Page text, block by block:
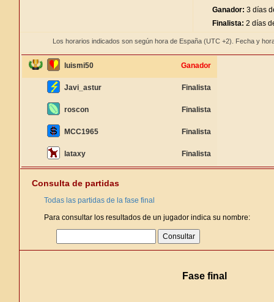
Ganador: 3 días
Finalista: 2 días
Los horarios indicados son según hora de España (UTC +2). Fecha y
luismi50 Ganador
Javi_astur Finalista
roscon Finalista
MCC1965 Finalista
lataxy Finalista
Consulta de partidas
Todas las partidas de la fase final
Para consultar los resultados de un jugador indica su nombre:
Fase final